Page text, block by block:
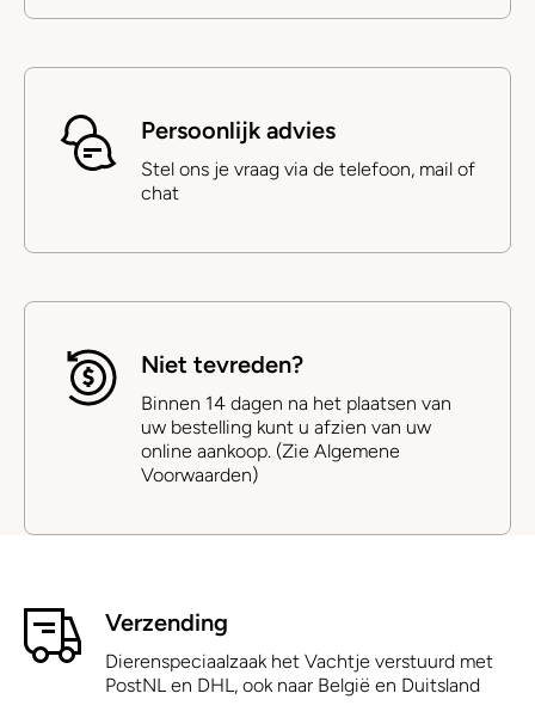
Persoonlijk advies
Stel ons je vraag via de telefoon, mail of
chat
Niet tevreden?
Binnen 14 dagen na het plaatsen van
uw bestelling kunt u afzien van uw
online aankoop. (Zie Algemene
Voorwaarden)
Verzending
Dierenspeciaalzaak het Vachtje verstuurd met
PostNL en DHL, ook naar België en Duitsland